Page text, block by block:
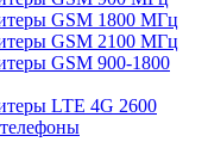
GSM 1800 МГц
GSM 2100 МГц
GSM 900-1800
LTE 4G 2600